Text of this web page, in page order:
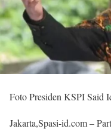
Foto Presiden KSPI Said
Jakarta,Spasi-id.com –